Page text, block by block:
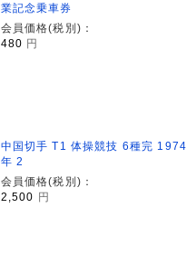
業記念乗車券
会員価格(税別)：
480 円
中国切手 T1 体操競技 6種完 1974
年 2
会員価格(税別)：
2,500 円